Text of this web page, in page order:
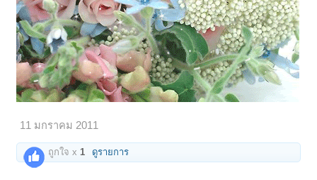
11 มกราคม 2011
ถูกใจ x1 ดูรายการ